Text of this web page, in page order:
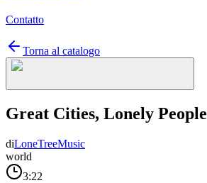
Contatto
Torna al catalogo
Great Cities, Lonely People
diLoneTreeMusic
world
3:22